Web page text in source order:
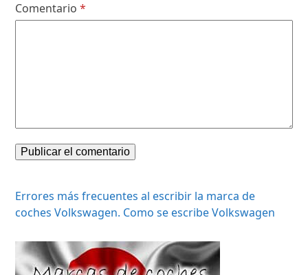
Comentario*
Errores más frecuentes al escribir la marca de
coches Volkswagen. Como se escribe Volkswagen